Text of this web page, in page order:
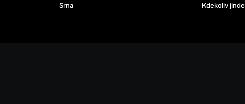
Srna Kdekoliv jinde